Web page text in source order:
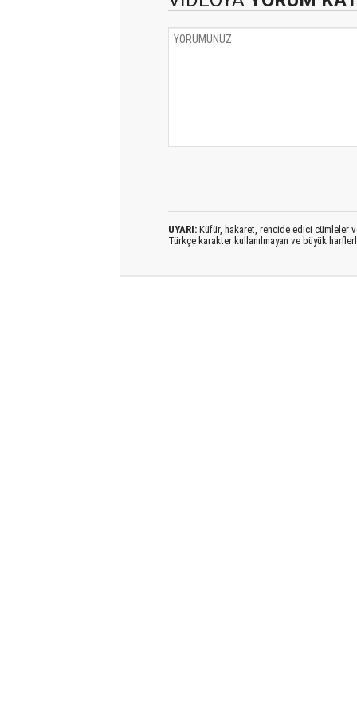
UYARI:Küfür, hakaret, rencide edici cümleler
Türkçe karakter kullanılmayan ve büyük